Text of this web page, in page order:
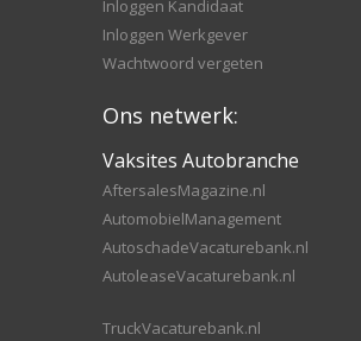
Inloggen Kandidaat
Inloggen Werkgever
Wachtwoord vergeten
Ons netwerk:
Vaksites Autobranche
AftersalesMagazine.nl
AutomobielManagement
AutoschadeVacaturebank.nl
AutoleaseVacaturebank.nl
TruckVacaturebank.nl